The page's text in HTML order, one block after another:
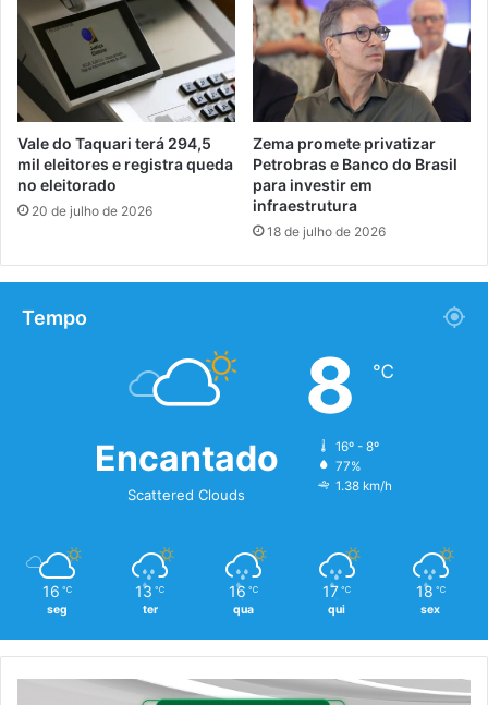
Vale do Taquari terá 294,5
mil eleitores e registra queda
no eleitorado
20 de julho de 2026
Zema promete privatizar
Petrobras e Banco do Brasil
para investir em
infraestrutura
18 de julho de 2026
Tempo
Encantado
Scattered Clouds
8 ℃
16º - 8º
77%
1.38 km/h
16 ℃
seg
13 ℃
ter
16 ℃
qua
17 ℃
qui
18 ℃
sex